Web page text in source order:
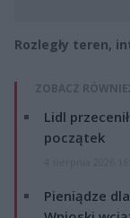
Rozległy teren,
ZOBACZ
Lidl
początek
Pieniądze